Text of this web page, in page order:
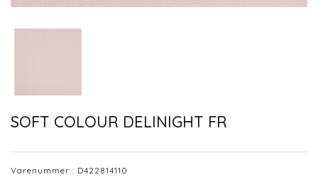
SOFT COLOUR DELINIGHT FR
Varenummer : D422814110